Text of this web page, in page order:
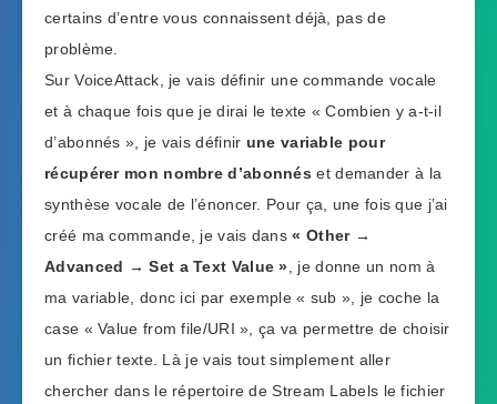
certains d’entre vous connaissent déjà, pas de
problème.
Sur VoiceAttack, je vais définir une commande vocale
et à chaque fois que je dirai le texte « Combien y a-t-il
d’abonnés », je vais définir une variable pour
récupérer mon nombre d’abonnés et demander à la
synthèse vocale de l’énoncer. Pour ça, une fois que j’ai
créé ma commande, je vais dans« Other →
Advanced → Set a Text Value » , je donne un nom à
ma variable, donc ici par exemple « sub », je coche la
case « Value from file/URI », ça va permettre de choisir
un fichier texte. Là je vais tout simplement aller
chercher dans le répertoire de Stream Labels le fichier